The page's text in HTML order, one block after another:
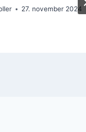
27. november 2024